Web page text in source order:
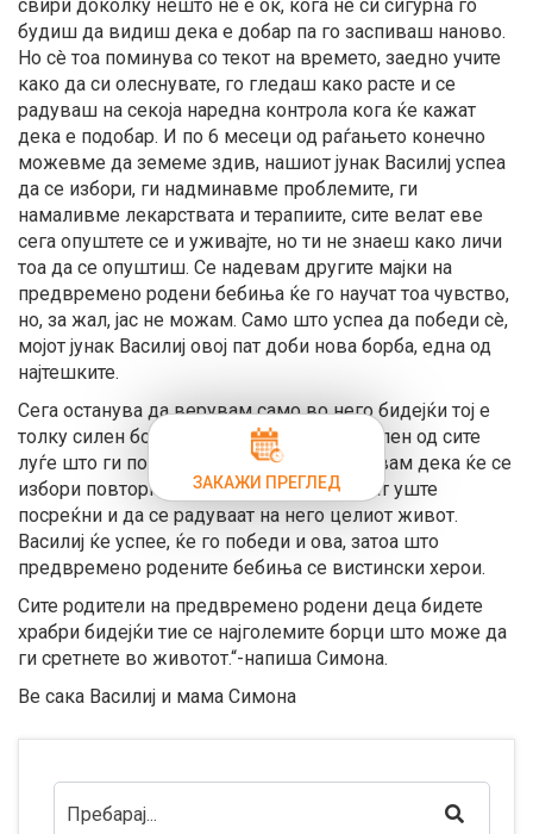
свири доколку нешто не е ок, кога не си сигурна го
будиш да видиш дека е добар па го заспиваш наново.
Но сè тоа поминува со текот на времето, заедно учите
како да си олеснувате, го гледаш како расте и се
радуваш на секоја наредна контрола кога ќе кажат
дека е подобар. И по 6 месеци од раѓањето конечно
можевме да земеме здив, нашиот јунак Василиј успеа
да се избори, ги надминавме проблемите, ги
намаливме лекарствата и терапиите, сите велат еве
сега опуштете се и уживајте, но ти не знаеш како личи
тоа да се опуштиш. Се надевам другите мајки на
предвремено родени бебиња ќе го научат тоа чувство,
но, за жал, јас не можам. Само што успеа да победи сè,
мојот јунак Василиј овој пат доби нова борба, една од
најтешките.
Сега останува да верувам само во него бидејќи тој е
толку силен борец и огромен јунак, посилен од сите
луѓе што ги познавам. Останува да верувам дека ќе се
избори повторно, за мама и тато да бидат уште
посреќни и да се радуваат на него целиот живот.
Василиј ќе успее, ќе го победи и ова, затоа што
предвремено родените бебиња се вистински херои.
Сите родители на предвремено родени деца бидете
храбри бидејќи тие се најголемите борци што може да
ги сретнете во животот.“-напиша Симона.
Ве сака Василиј и мама Симона
ЗАКАЖИ ПРЕГЛЕД